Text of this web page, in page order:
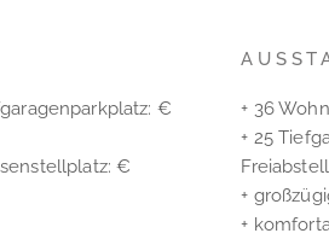
€
€
+ 36
+ 25
+
+